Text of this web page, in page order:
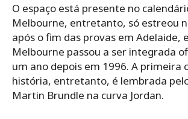
O espaço está presente no
Melbourne, entretanto, só estreou
após o fim das provas em Adelaide,
Melbourne passou a ser integrada
um ano depois em 1996. A primeira
história, entretanto, é lembrada
Martin Brundle na curva Jordan.